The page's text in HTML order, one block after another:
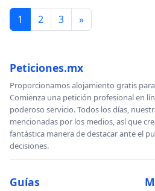
1 2 3 »
Peticiones.mx
Proporcionamos alojamiento gratis
Comienza una petición profesional en
poderoso servicio. Todos los días,
mencionadas por los medios, así que
fantástica manera de destacar ante el
decisiones.
Guías